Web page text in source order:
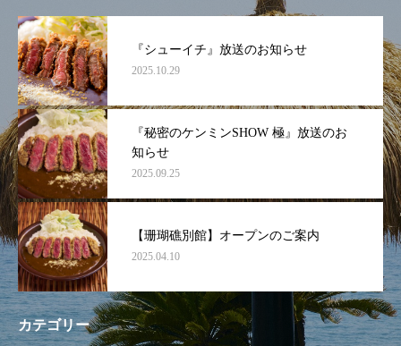
『シューイチ』放送のお知らせ
2025.10.29
『秘密のケンミンSHOW 極』放送のお
知らせ
2025.09.25
【珊瑚礁別館】オープンのご案内
2025.04.10
カテゴリー